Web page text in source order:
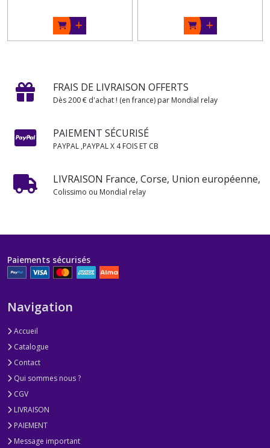
FRAIS DE LIVRAISON OFFERTS
Dès 200 € d'achat ! (en france) par Mondial relay
PAIEMENT SÉCURISÉ
PAYPAL ,PAYPAL X 4 FOIS ET CB
LIVRAISON France, Corse, Union européenne,
Colissimo ou Mondial relay
Paiements sécurisés
Navigation
Accueil
Catalogue
Contact
Qui sommes nous ?
CGV
LIVRAISON
PAIEMENT
Message important